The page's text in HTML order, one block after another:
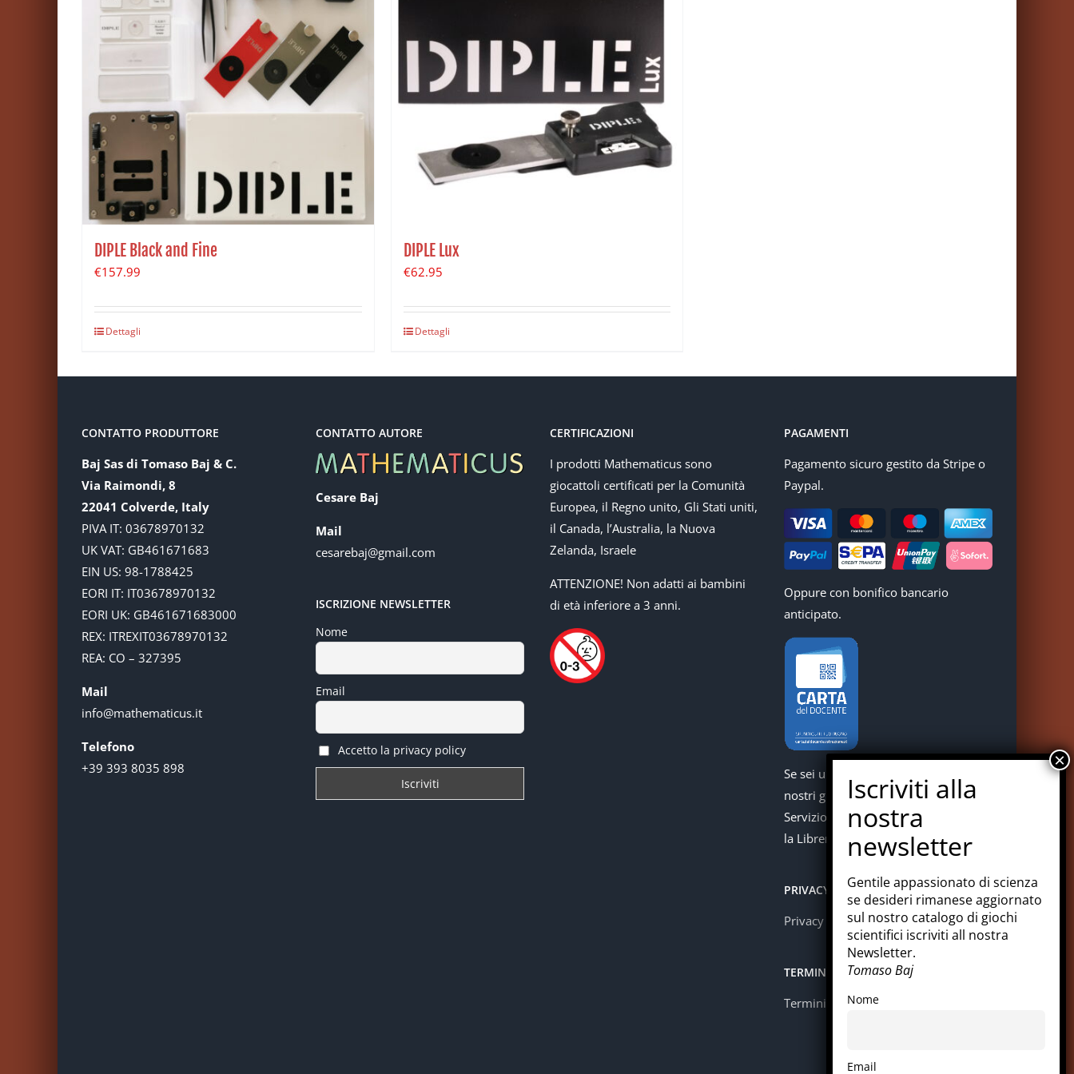
DIPLE Black and Fine
€157.99
Dettagli
DIPLE Lux
€62.95
Dettagli
CONTATTO PRODUTTORE
Baj Sas di Tomaso Baj & C.
Via Raimondi, 8
22041 Colverde, Italy
PIVA IT: 03678970132
UK VAT: GB461671683
EIN US: 98-1788425
EORI IT: IT03678970132
EORI UK: GB461671683000
REX: ITREXIT03678970132
REA: CO – 327395
Mail
info@mathematicus.it
Telefono
+39 393 8035 898
CONTATTO AUTORE
Cesare Baj
Mail
cesarebaj@gmail.com
ISCRIZIONE NEWSLETTER
Nome
Email
Accetto la privacy policy
CERTIFICAZIONI
I prodotti Mathematicus sono
giocattoli certificati per la Comunità
Europea, il Regno unito, Gli Stati uniti,
il Canada, l’Australia, la Nuova
Zelanda, Israele
ATTENZIONE! Non adatti ai bambini
di età inferiore a 3 anni.
PAGAMENTI
Pagamento sicuro gestito da Stripe o
Paypal.
Oppure con bonifico bancario
anticipato.
Se sei un docente puoi acquistare i
nostri giochi con la carta del docente.
Servizio offerto in collaborazione con
la Libreria Colosi di Messina.
PRIVACY
Privacy policy
TERMINI E CONDIZIONI
Termini e condizioni
Gentile appassionato di scienza
se desideri rimanese aggiornato
sul nostro catalogo di giochi
scientifici iscriviti all nostra
Newsletter.
Tomaso Baj
Nome
Email